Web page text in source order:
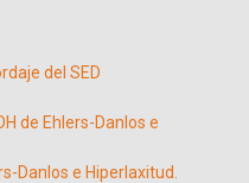
del SED
de Ehlers-Danlos e
Danlos e Hiperlaxitud.